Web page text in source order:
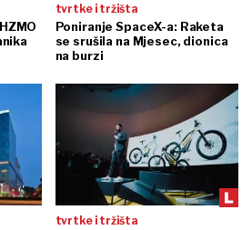
tvrtke i tržišta
Poniranje SpaceX-a: Raketa
se srušila na Mjesec, dionica
na burzi
tvrtke i tržišta